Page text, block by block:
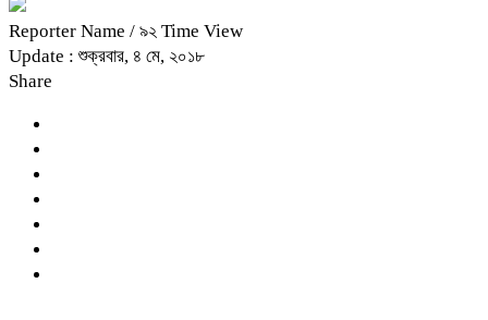
Reporter Name / ৯২ Time View
Update : শুক্রবার, ৪ মে, ২০১৮
Share